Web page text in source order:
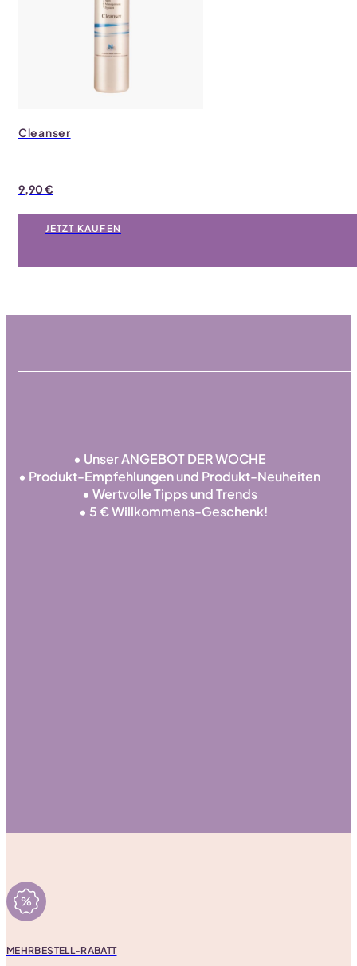
Cleanser
9,90€
JETZT KAUFEN
• Unser ANGEBOT DER WOCHE
• Produkt-Empfehlungen und Produkt-Neuheiten
• Wertvolle Tipps und Trends
• 5 € Willkommens-Geschenk!
MEHRBESTELL-RABATT